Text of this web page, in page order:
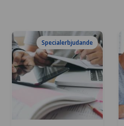
Specialerbjudande